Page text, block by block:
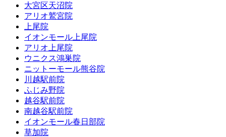
大宮区天沼院
アリオ鷲宮院
上尾院
イオンモール上尾院
アリオ上尾院
ウニクス鴻巣院
ニットーモール熊谷院
川越駅前院
ふじみ野院
越谷駅前院
南越谷駅前院
イオンモール春日部院
草加院